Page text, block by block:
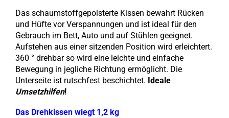
Das schaumstoffgepolsterte Kissen bewahrt Rücken
und Hüfte vor Verspannungen und ist ideal für den
Gebrauch im Bett, Auto und auf Stühlen geeignet.
Aufstehen aus einer sitzenden Position wird erleichtert.
360 ° drehbar so wird eine leichte und einfache
Bewegung in jegliche Richtung ermöglicht. Die
Unterseite ist rutschfest beschichtet. Ideale
Umsetzhilfen!
Das Drehkissen wiegt 1,2 kg